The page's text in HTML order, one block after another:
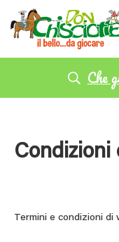
Che
Condizioni
Termini e condizioni